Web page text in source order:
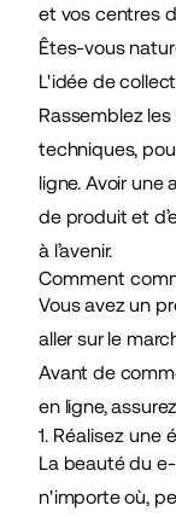
et vos centres
Êtes-vous
L'idée de
Rassemblez
techniques,
ligne. Avoir une
de produit et
à l’avenir.
Comment
Vous avez un
aller sur le
Avant de
en ligne,
1. Réalisez une
La beauté du
n'importe où,